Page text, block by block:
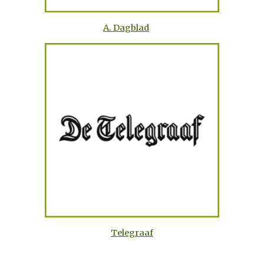
A. Dagblad
Telegraaf